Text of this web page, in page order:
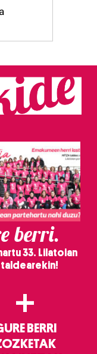
berri.
33. Lilatoian
taldearekin!
+
BERRI